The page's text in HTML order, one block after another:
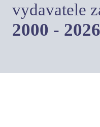
vydavatele
2000 -